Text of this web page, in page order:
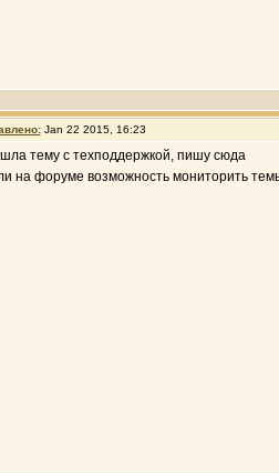
Jan 22 2015, 16:23
тему с техподдержкой, пишу сюда
на форуме возможность мониторить